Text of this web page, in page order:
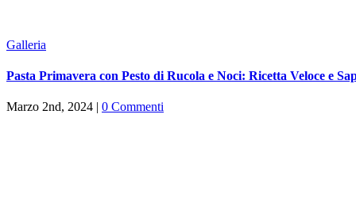
Galleria
Pasta Primavera con Pesto di Rucola e Noci: Ricetta Veloce e
Marzo 2nd, 2024 | 0 Commenti